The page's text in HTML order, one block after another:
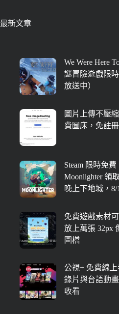
最新文章
We Were Here
謎冒險遊戲限
放送中）
圖片上傳不壓
費圖床，免註
Steam 限時免費
Moonlighter 領
晚上下地城，
免費遊戲素材
放上萬張 32px
圖檔
公視+ 免費線
錄片與台語動
收看